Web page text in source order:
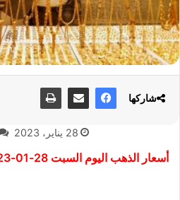
28 يناير، 2023
أسعار الذهب اليوم السبت 28-01-2023
شاركها